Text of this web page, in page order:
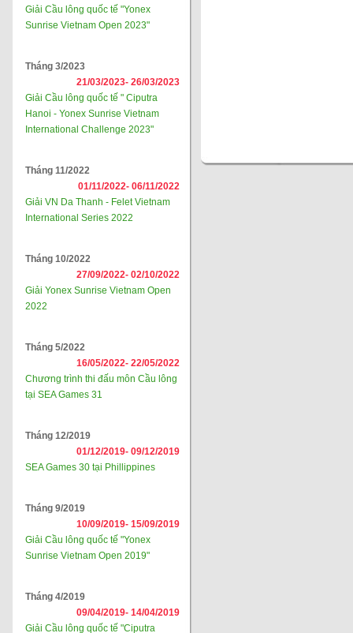
Giải Cầu lông quốc tế "Yonex
Sunrise Vietnam Open 2023"
Tháng 3/2023
21/03/2023- 26/03/2023
Giải Cầu lông quốc tế " Ciputra
Hanoi - Yonex Sunrise Vietnam
International Challenge 2023"
Tháng 11/2022
01/11/2022- 06/11/2022
Giải VN Da Thanh - Felet Vietnam
International Series 2022
Tháng 10/2022
27/09/2022- 02/10/2022
Giải Yonex Sunrise Vietnam Open
2022
Tháng 5/2022
16/05/2022- 22/05/2022
Chương trình thi đấu môn Cầu lông
tại SEA Games 31
Tháng 12/2019
01/12/2019- 09/12/2019
SEA Games 30 tại Phillippines
Tháng 9/2019
10/09/2019- 15/09/2019
Giải Cầu lông quốc tế "Yonex
Sunrise Vietnam Open 2019"
Tháng 4/2019
09/04/2019- 14/04/2019
Giải Cầu lông quốc tế "Ciputra